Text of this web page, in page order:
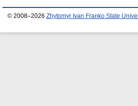
© 2008–2026 Zhytomyr Ivan Franko State